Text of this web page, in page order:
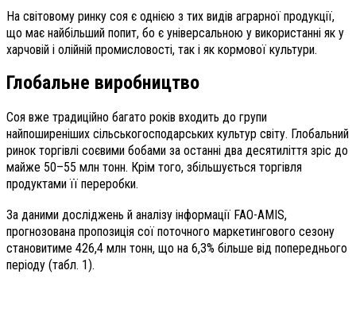
На світовому ринку соя є однією з тих видів аграрної продукції,
що має найбільший попит, бо є універсальною у використанні як у
харчовій і олійній промисловості, так і як кормової культури.
Глобальне виробництво
Соя вже традиційно багато років входить до групи
найпоширеніших сільськогосподарських культур світу. Глобальний
ринок торгівлі соєвими бобами за останні два десятиліття зріс до
майже 50–55 млн тонн. Крім того, збільшується торгівля
продуктами її переробки.
За даними досліджень й аналізу інформації FAO-AMIS,
прогнозована пропозиція сої поточного маркетингового сезону
становитиме 426,4 млн тонн, що на 6,3% більше від попереднього
періоду (табл. 1).